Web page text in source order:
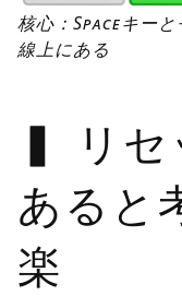
核心：Spaceキー
線上にある
リ
あると
楽